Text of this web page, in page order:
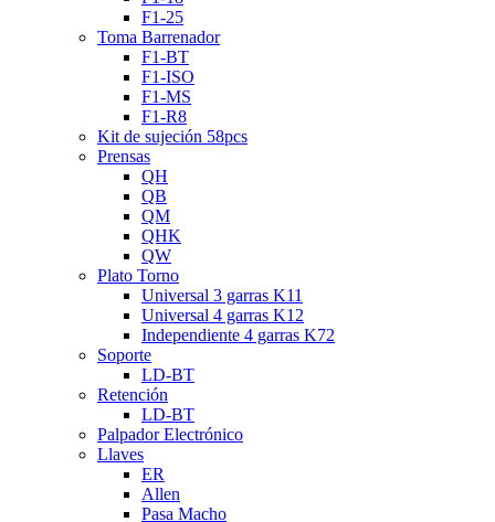
F1-25
Toma Barrenador
F1-BT
F1-ISO
F1-MS
F1-R8
Kit de sujeción 58pcs
Prensas
QH
QB
QM
QHK
QW
Plato Torno
Universal 3 garras K11
Universal 4 garras K12
Independiente 4 garras K72
Soporte
LD-BT
Retención
LD-BT
Palpador Electrónico
Llaves
ER
Allen
Pasa Macho